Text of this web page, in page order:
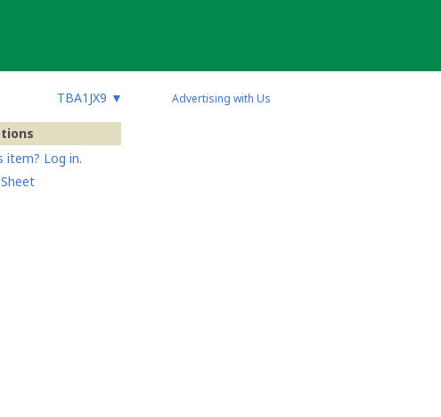
TBA1JX9 ▼
item? Log in.
Advertising with Us